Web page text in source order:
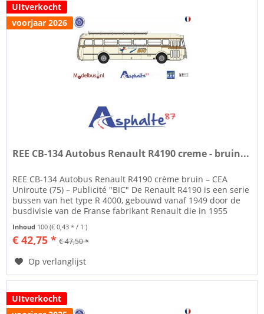
UItverkocht
voorjaar 2026
REE CB-134 Autobus Renault R4190 creme - bruin...
REE CB-134 Autobus Renault R4190 crème bruin – CEA
Uniroute (75) – Publicité "BIC" De Renault R4190 is een serie
bussen van het type R 4000, gebouwd vanaf 1949 door de
busdivisie van de Franse fabrikant Renault die in 1955
Inhoud 100(€ 0,43 * / 1 )
€ 42,75 * € 47,50 *
Op verlanglijst
UItverkocht